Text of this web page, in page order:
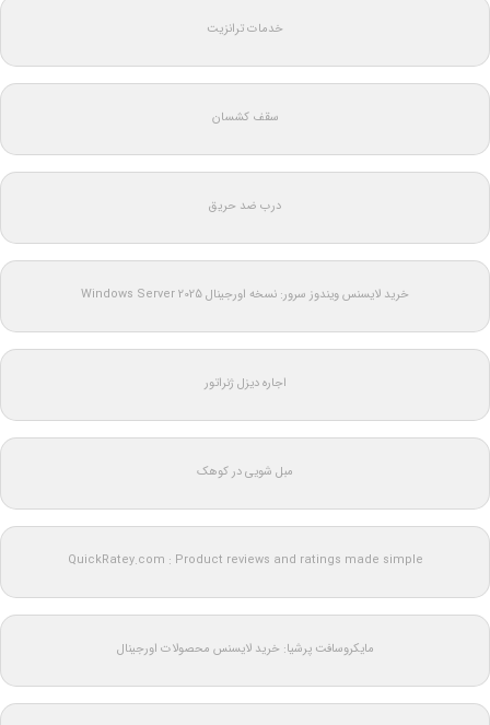
خدمات ترانزیت
سقف کشسان
درب ضد حریق
خرید لایسنس ویندوز سرور: نسخه اورجینال Windows Server 2025
اجاره دیزل ژنراتور
مبل شویی در کوهک
QuickRatey.com : Product reviews and ratings made simple
مایکروسافت پرشیا: خرید لایسنس محصولات اورجینال